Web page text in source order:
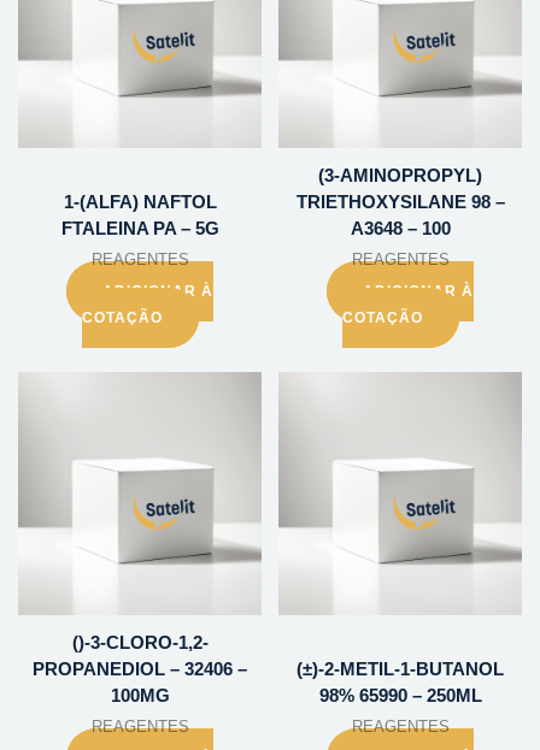
1-(ALFA) NAFTOL
FTALEINA PA – 5G
REAGENTES
ADICIONAR À
COTAÇÃO
(3-AMINOPROPYL)
TRIETHOXYSILANE 98 –
A3648 – 100
REAGENTES
ADICIONAR À
COTAÇÃO
()-3-CLORO-1,2-
PROPANEDIOL – 32406 –
100MG
REAGENTES
(±)-2-METIL-1-BUTANOL
98% 65990 – 250ML
REAGENTES